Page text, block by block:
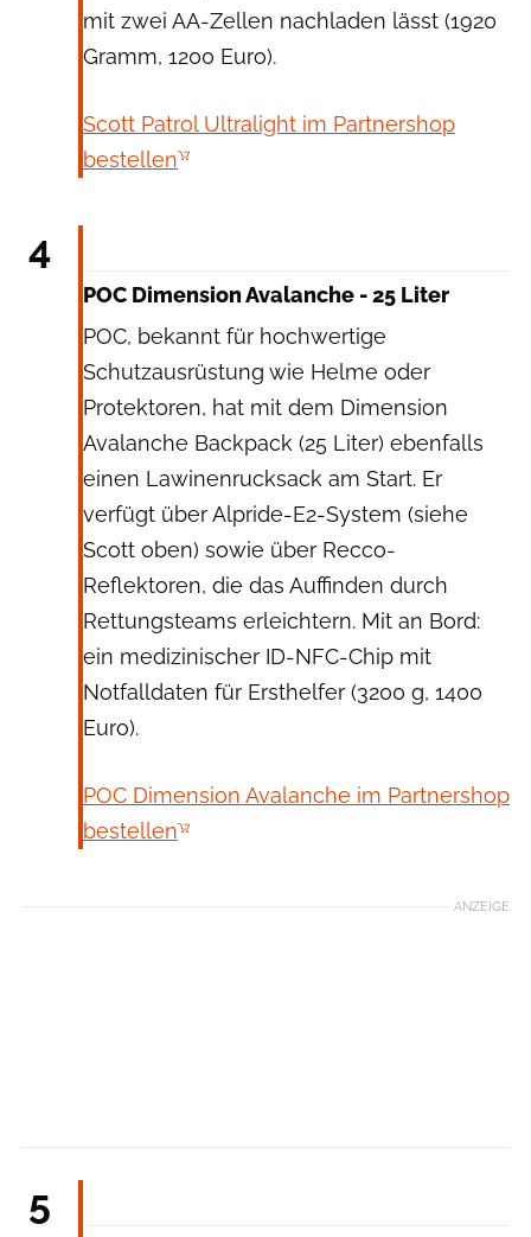
mit zwei AA-Zellen nachladen lässt (1920
Gramm, 1200 Euro).
Scott Patrol Ultralight im Partnershop
bestellen
4
POC Dimension Avalanche - 25 Liter
POC, bekannt für hochwertige
Schutzausrüstung wie Helme oder
Protektoren, hat mit dem Dimension
Avalanche Backpack (25 Liter) ebenfalls
einen Lawinenrucksack am Start. Er
verfügt über Alpride-E2-System (siehe
Scott oben) sowie über Recco-
Reflektoren, die das Auffinden durch
Rettungsteams erleichtern. Mit an Bord:
ein medizinischer ID-NFC-Chip mit
Notfalldaten für Ersthelfer (3200 g, 1400
Euro).
POC Dimension Avalanche im Partnershop
bestellen
ANZEIGE
5